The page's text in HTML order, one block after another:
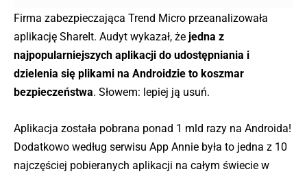
Firma zabezpieczająca Trend Micro przeanalizowała
aplikację ShareIt. Audyt wykazał, że jedna z
najpopularniejszych aplikacji do udostępniania i
dzielenia się plikami na Androidzie to koszmar
bezpieczeństwa. Słowem: lepiej ją usuń.
Aplikacja została pobrana ponad 1 mld razy na Androida!
Dodatkowo według serwisu App Annie była to jedna z 10
najczęściej pobieranych aplikacji na całym świecie w